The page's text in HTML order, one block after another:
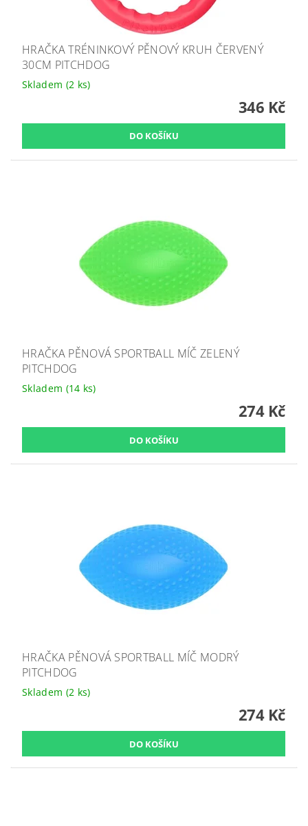
HRAČKA TRÉNINKOVÝ PĚNOVÝ KRUH ČERVENÝ
30CM PITCHDOG
Skladem (2 ks)
346 Kč
HRAČKA PĚNOVÁ SPORTBALL MÍČ ZELENÝ
PITCHDOG
Skladem (14 ks)
274 Kč
HRAČKA PĚNOVÁ SPORTBALL MÍČ MODRÝ
PITCHDOG
Skladem (2 ks)
274 Kč